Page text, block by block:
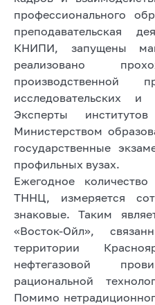
профессионального
преподавательская
КНИПИ, запущены
реализовано
исследовательских и
Эксперты
Министерством
государственные
профильных вузах.
Ежегодное
ТННЦ, измеряется
знаковые. Таким
«Восток-Ойл»,
территории
нефтегазовой
рациональной
Помимо